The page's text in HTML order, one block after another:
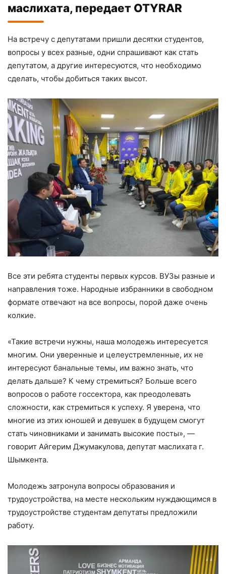
маслихата, передает OTYRAR
На встречу с депутатами пришли десятки студентов,
вопросы у всех разные, одни спрашивают как стать
депутатом, а другие интересуются, что необходимо
сделать, чтобы добиться таких высот.
Все эти ребята студенты первых курсов. ВУЗы разные и
направления тоже. Народные избранники в свободном
формате отвечают на все вопросы, порой даже очень
колкие.
«Такие встречи нужны, наша молодежь интересуется
многим. Они уверенные и целеустремленные, их не
интересуют банальные темы, им важно знать, что
делать дальше? К чему стремиться? Больше всего
вопросов о работе госсектора, как преодолевать
сложности, как стремиться к успеху. Я уверена, что
многие из этих юношей и девушек в будущем смогут
стать чиновниками и занимать высокие посты», —
говорит Айгерим Джумакулова, депутат маслихата г.
Шымкента.
Молодежь затронула вопросы образования и
трудоустройства, на месте нескольким нуждающимся в
трудоустройстве студентам депутаты предложили
работу.